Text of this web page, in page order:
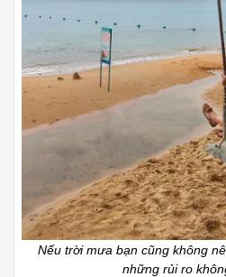
Nếu trời mưa bạn cũng không
những rủi ro